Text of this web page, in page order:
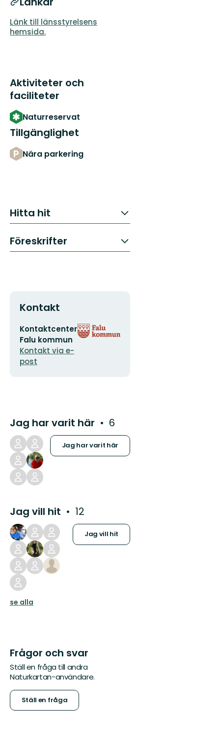
Länk till länsstyrelsens
hemsida.
Aktiviteter och
faciliteter
Naturreservat
Tillgänglighet
Nära parkering
Hitta hit
Föreskrifter
Kontakt
E-
postadress
Kontaktcenter
Falu kommun
Kontakt via e-
post
Organisationens
logotyp
Jag har varit här 6
Jag har varit här
Jag vill hit 12
Jag vill hit
se alla
Frågor och svar
Ställ en fråga till andra
Naturkartan-användare.
Ställ en fråga